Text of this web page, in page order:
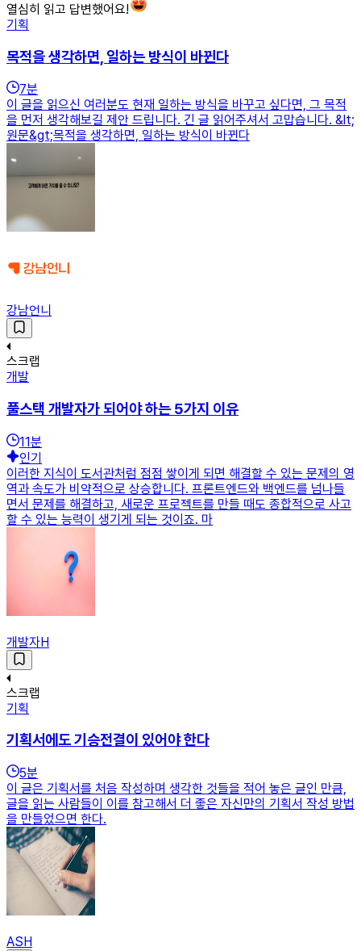
열심히 읽고 답변했어요!
기획
목적을 생각하면, 일하는 방식이 바뀐다
7분
이 글을 읽으신 여러분도 현재 일하는 방식을 바꾸고 싶다면, 그 목적
을 먼저 생각해보길 제안 드립니다. 긴 글 읽어주셔서 고맙습니다. &lt;
원문&gt;목적을 생각하면, 일하는 방식이 바뀐다
강남언니
스크랩
개발
풀스택 개발자가 되어야 하는 5가지 이유
11분
인기
이러한 지식이 도서관처럼 점점 쌓이게 되면 해결할 수 있는 문제의 영
역과 속도가 비약적으로 상승합니다. 프론트엔드와 백엔드를 넘나들
면서 문제를 해결하고, 새로운 프로젝트를 만들 때도 종합적으로 사고
할 수 있는 능력이 생기게 되는 것이죠. 마
개발자H
스크랩
기획
기획서에도 기승전결이 있어야 한다
5분
이 글은 기획서를 처음 작성하며 생각한 것들을 적어 놓은 글인 만큼,
글을 읽는 사람들이 이를 참고해서 더 좋은 자신만의 기획서 작성 방법
을 만들었으면 한다.
ASH